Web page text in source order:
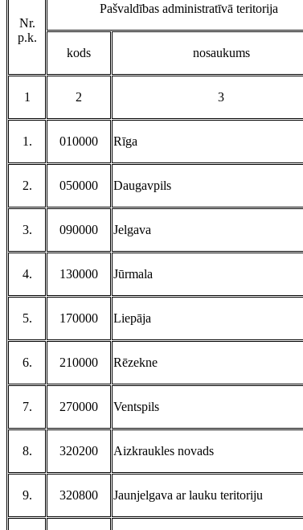
Nr.
p.k.
Pašvaldības administratīvā teritorija
kods nosaukums
1 2 3
1. 010000 Rīga
2. 050000 Daugavpils
3. 090000 Jelgava
4. 130000 Jūrmala
5. 170000 Liepāja
6. 210000 Rēzekne
7. 270000 Ventspils
8. 320200 Aizkraukles novads
9. 320800 Jaunjelgava ar lauku teritoriju